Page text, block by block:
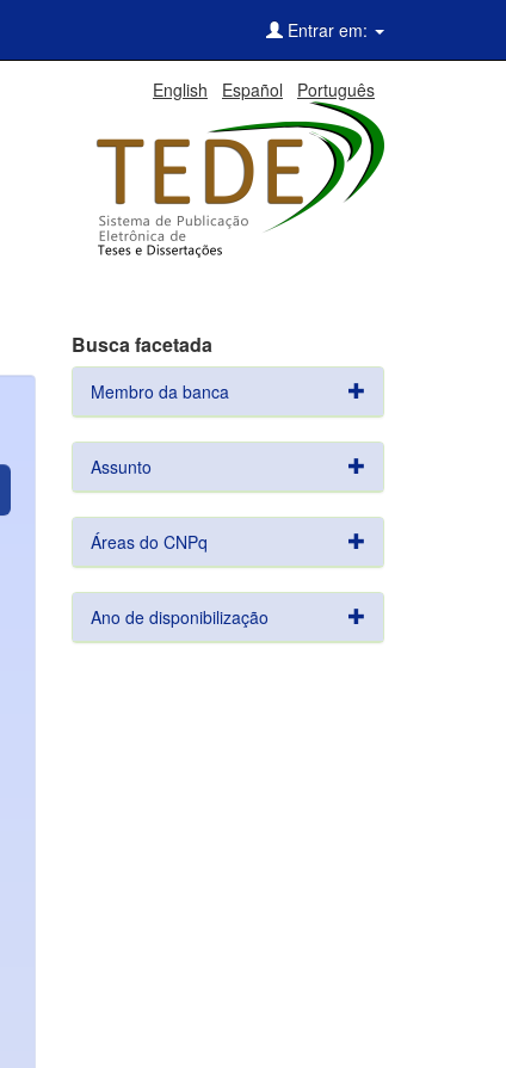
Entrar em:
English Español Português
Busca facetada
Membro da banca
Assunto
Áreas do CNPq
Ano de disponibilização